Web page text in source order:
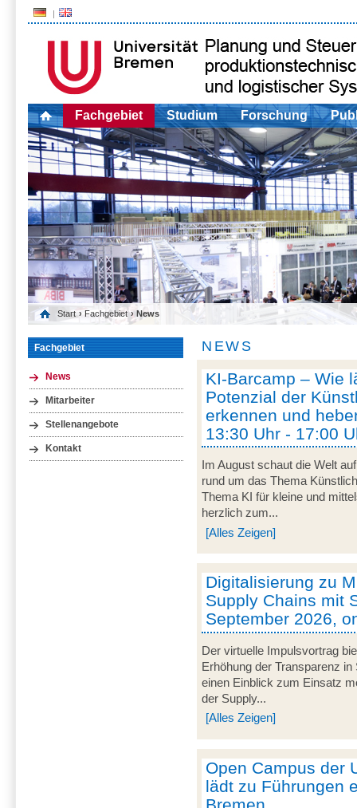
Fachgebiet Studium Forschung
Start › Fachgebiet › News
Fachgebiet
News
Mitarbeiter
Stellenangebote
Kontakt
NEWS
KI-Barcamp – Wie
Potenzial der
erkennen und
13:30 Uhr - 17:00
Im August schaut die Welt
rund um das Thema
Thema KI für kleine und
herzlich zum...
[Alles Zeigen]
Digitalisierung zu
Supply Chains mit
September 2026,
Der virtuelle Impulsvortrag
Erhöhung der Transparenz
einen Einblick zum Einsatz
der Supply...
[Alles Zeigen]
Open Campus der
lädt zu Führungen
Bremen